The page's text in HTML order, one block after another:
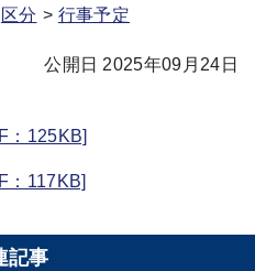
区分 行事予定
公開日 2025年09月24日
：125KB]
：117KB]
記事